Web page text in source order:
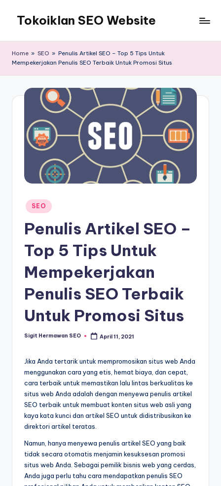
content
Tokoiklan SEO Website
Master
Pakar
Murah
Terbaik
Bergaransi
Home » SEO » Penulis Artikel SEO – Top 5 Tips Untuk
Mempekerjakan Penulis SEO Terbaik Untuk Promosi Situs
Posted
in
SEO
Penulis Artikel SEO –
Top 5 Tips Untuk
Mempekerjakan
Penulis SEO Terbaik
Untuk Promosi Situs
Posted
Sigit Hermawan SEO April 11, 2021
Jika Anda tertarik untuk mempromosikan situs web Anda
menggunakan cara yang etis, hemat biaya, dan cepat,
cara terbaik untuk memastikan lalu lintas berkualitas ke
situs web Anda adalah dengan menyewa penulis artikel
SEO terbaik untuk membuat konten situs web asli yang
kaya kata kunci dan artikel SEO untuk didistribusikan ke
direktori artikel teratas.
Namun, hanya menyewa penulis artikel SEO yang baik
tidak secara otomatis menjamin kesuksesan promosi
situs web Anda. Sebagai pemilik bisnis web yang cerdas,
Anda juga perlu tahu cara mendapatkan penulis SEO